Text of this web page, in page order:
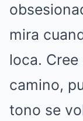
mira
loca.
camino,
tono se